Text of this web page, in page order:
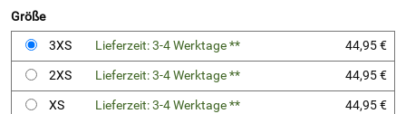
Größe
3XS
Lieferzeit: 3-4 Werktage **
44,95 €
2XS
Lieferzeit: 3-4 Werktage **
44,95 €
XS
Lieferzeit: 3-4 Werktage **
44,95 €